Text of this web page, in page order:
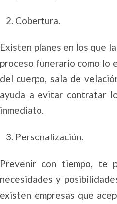
2. Cobertura.
Existen planes en los que
proceso funerario como lo
del cuerpo, sala de
ayuda a evitar contratar
inmediato.
3. Personalización.
Prevenir con tiempo, te
necesidades y
existen empresas que